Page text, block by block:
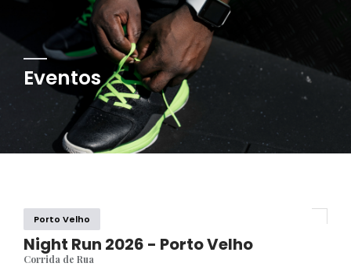
Eventos
Porto Velho
Night Run 2026 - Porto Velho
Corrida de Rua